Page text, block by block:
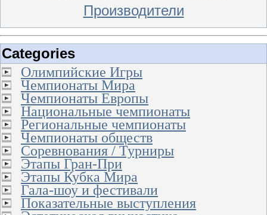
Производители
Categories
Олимпийские Игры
Чемпионаты Мира
Чемпионаты Европы
Национальные чемпионаты
Региональные чемпионаты
Чемпионаты обществ
Соревнования / Турниры
Этапы Гран-При
Этапы Кубка Мира
Гала-шоу и фестивали
Показательные выступления